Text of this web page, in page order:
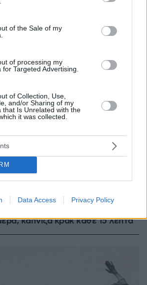
to Google and its third-party tags to
specified purposes in below Google
of the Sale of my
of processing my
Targeted Advertising.
of Collection, Use,
and/or Sharing of my
that Is Unrelated with the
it was collected.
Data Access Privacy Policy
του Χάντερ Μπάιντεν: Ο
κάπνιζα κρακ κάθε 15 λεπτά